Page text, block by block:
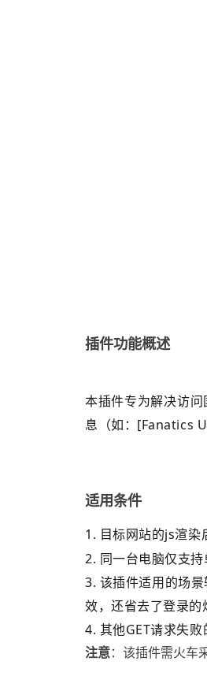
插件功能概述
本插件专为解决访
息（如：[Fanatics
适用条件
1. 目标网站的js渲染
2. 同一台电脑仅支
3. 该插件适用的场
效，还省去了登录
4. 其他GET请求失
注意：该插件需火车